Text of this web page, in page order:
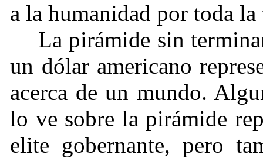
a la humanidad por toda
La pirámide sin
un dólar americano
acerca de un mundo.
lo ve sobre la pirámide
elite gobernante, pero